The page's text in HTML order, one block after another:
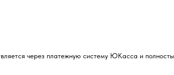
через платежную систему ЮКасса и